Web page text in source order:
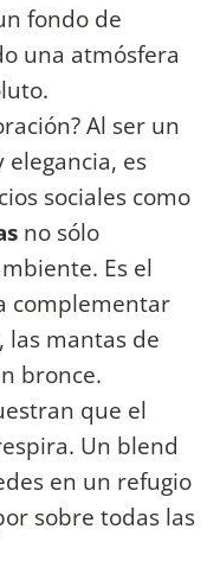
fondo de
una atmósfera
Al ser un
es
sociales como
no sólo
Es el
complementar
las mantas de
bronce.
que el
Un blend
en un refugio
sobre todas las